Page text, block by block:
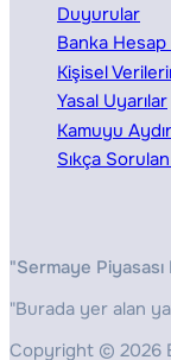
Duyurular
Banka Hesap
Kişisel
Yasal Uyarılar
Kamuyu
Sıkça Sorulan
"Sermaye
"Burada yer alan
Copyright © 2026